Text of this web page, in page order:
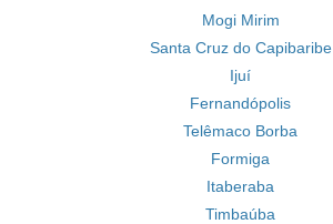
Mogi Mirim
Santa Cruz do Capibaribe
Ijuí
Fernandópolis
Telêmaco Borba
Formiga
Itaberaba
Timbaúba